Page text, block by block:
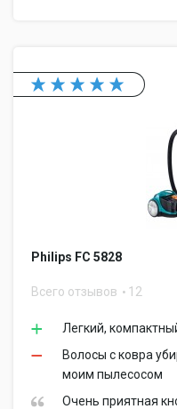
Philips FC 5828
Всего отзывов 12
Легкий,
Волосы с ковра
моим пылесосом
Очень приятная